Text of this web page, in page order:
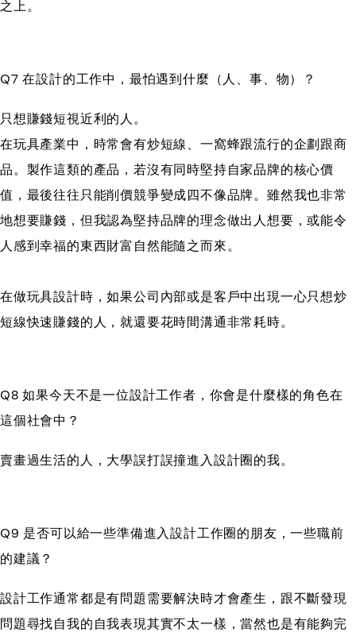
之上。
Q7 在設計的工作中，最怕遇到什麼（人、事、物）？
只想賺錢短視近利的人。
在玩具產業中，時常會有炒短線、一窩蜂跟流行的企劃跟商
品。製作這類的產品，若沒有同時堅持自家品牌的核心價
值，最後往往只能削價競爭變成四不像品牌。雖然我也非常
地想要賺錢，但我認為堅持品牌的理念做出人想要，或能令
人感到幸福的東西財富自然能隨之而來。
在做玩具設計時，如果公司內部或是客戶中出現一心只想炒
短線快速賺錢的人，就還要花時間溝通非常耗時。
Q8 如果今天不是一位設計工作者，你會是什麼樣的角色在
這個社會中？
賣畫過生活的人，大學誤打誤撞進入設計圈的我。
Q9 是否可以給一些準備進入設計工作圈的朋友，一些職前
的建議？
設計工作通常都是有問題需要解決時才會產生，跟不斷發現
問題尋找自我的自我表現其實不太一樣，當然也是有能夠完